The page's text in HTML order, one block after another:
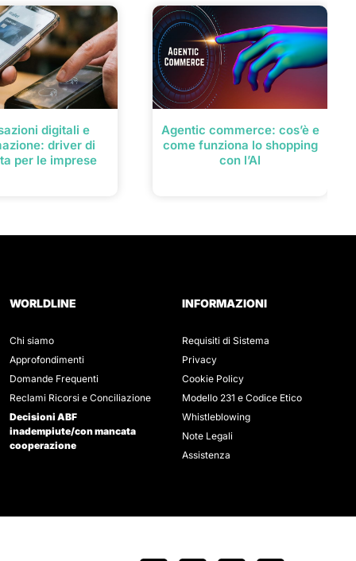
digitali e
driver di
per le imprese
Agentic commerce: cos’è e
come funziona lo shopping
con l’AI
WORLDLINE
Chi siamo
Approfondimenti
Domande Frequenti
Reclami Ricorsi e Conciliazione
Decisioni ABF
inadempiute/con mancata
cooperazione
INFORMAZIONI
Requisiti di Sistema
Privacy
Cookie Policy
Modello 231 e Codice Etico
Whistleblowing
Note Legali
Assistenza